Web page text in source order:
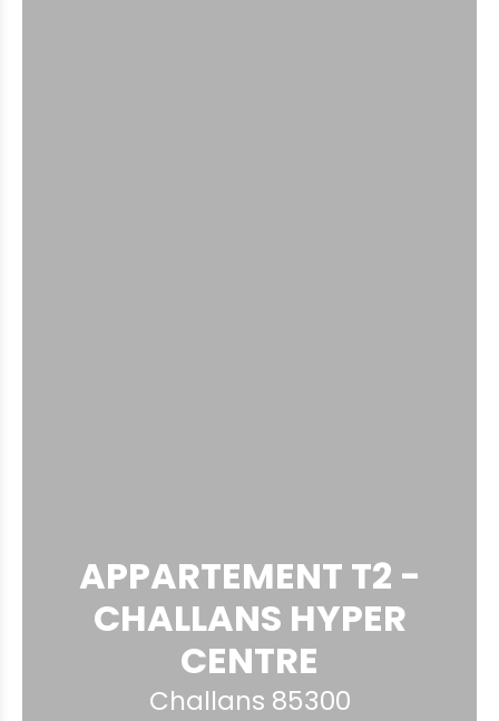
APPARTEMENT T2 -
CHALLANS HYPER
CENTRE
Challans 85300